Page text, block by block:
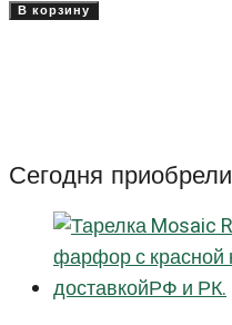
товара
Оптимо
Хэндпейнтед
(Optimo
Handpainted)
В корзину
Сегодня приобрели